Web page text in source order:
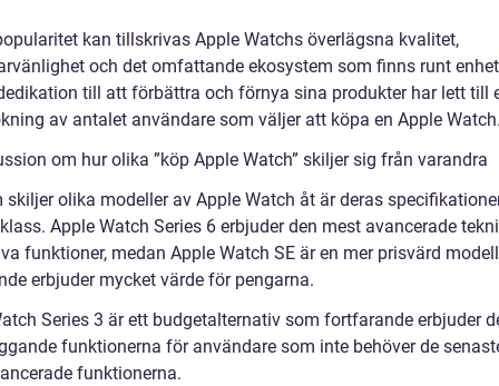
kan tillskrivas Apple Watchs överlägsna kvalitet,
och det omfattande ekosystem som finns runt
till att förbättra och förnya sina produkter har lett till
av antalet användare som väljer att köpa en Apple
om hur olika ”köp Apple Watch” skiljer sig från varandra
skiljer olika modeller av Apple Watch åt är deras
Apple Watch Series 6 erbjuder den mest avancerade
funktioner, medan Apple Watch SE är en mer prisvärd
erbjuder mycket värde för pengarna.
Series 3 är ett budgetalternativ som fortfarande erbjuder
funktionerna för användare som inte behöver de
funktionerna.